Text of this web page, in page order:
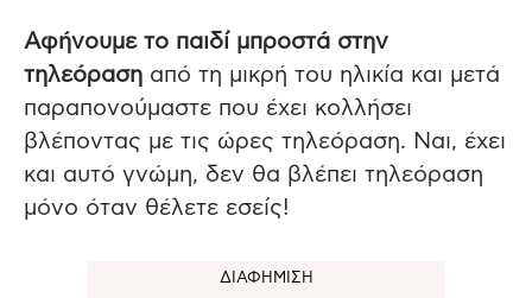
Αφήνουμε το παιδί μπροστά στην
τηλεόραση από τη μικρή του ηλικία και μετά
παραπονούμαστε που έχει κολλήσει
βλέποντας με τις ώρες τηλεόραση. Ναι, έχει
και αυτό γνώμη, δεν θα βλέπει τηλεόραση
μόνο όταν θέλετε εσείς!